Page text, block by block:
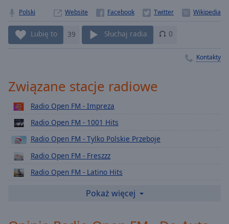
Rate
Chapters
Chapters
descriptions
off
selected
subtitles
settings,
opens
subtitles
Polski Website
Lubię to 39 Słuchaj radia 0
Kontakty
Związane stacje radiowe
Radio Open FM - Impreza
Radio Open FM - 1001 Hits
Radio Open FM - Tylko Polskie Przeboje
Radio Open FM - Freszzz
Radio Open FM - Latino Hits
Radio Open FM - Odgłosy Natury
Radio Open FM - Biesiada
Pokaż więcej